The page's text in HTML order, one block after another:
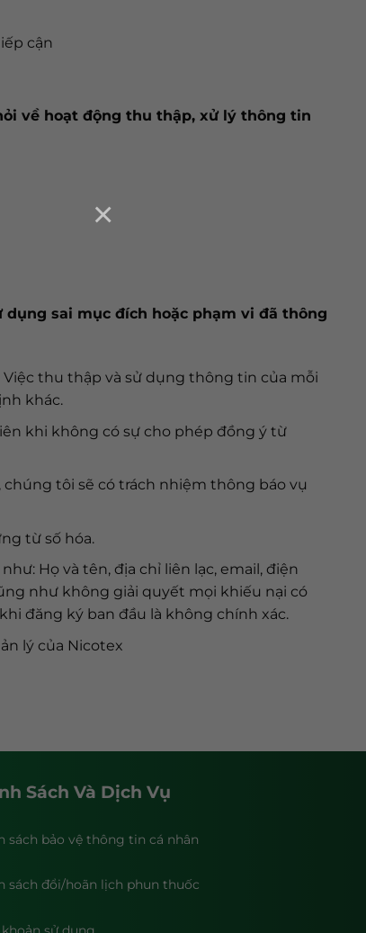
×
cận
về hoạt động thu thập, xử lý thông tin
sai mục đích hoặc phạm vi đã thông
thu thập và sử dụng thông tin của mỗi
khác.
khi không có sự cho phép đồng ý từ
tôi sẽ có trách nhiệm thông báo vụ
từ số hóa.
Họ và tên, địa chỉ liên lạc, email, điện
như không giải quyết mọi khiếu nại có
đăng ký ban đầu là không chính xác.
lý của Nicotex
Sách Và Dịch Vụ
sách bảo vệ thông tin cá nhân
sách đổi/hoãn lịch phun thuốc